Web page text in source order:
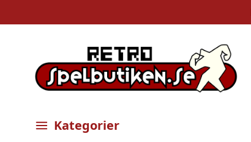
Öppna meny
Kategorier